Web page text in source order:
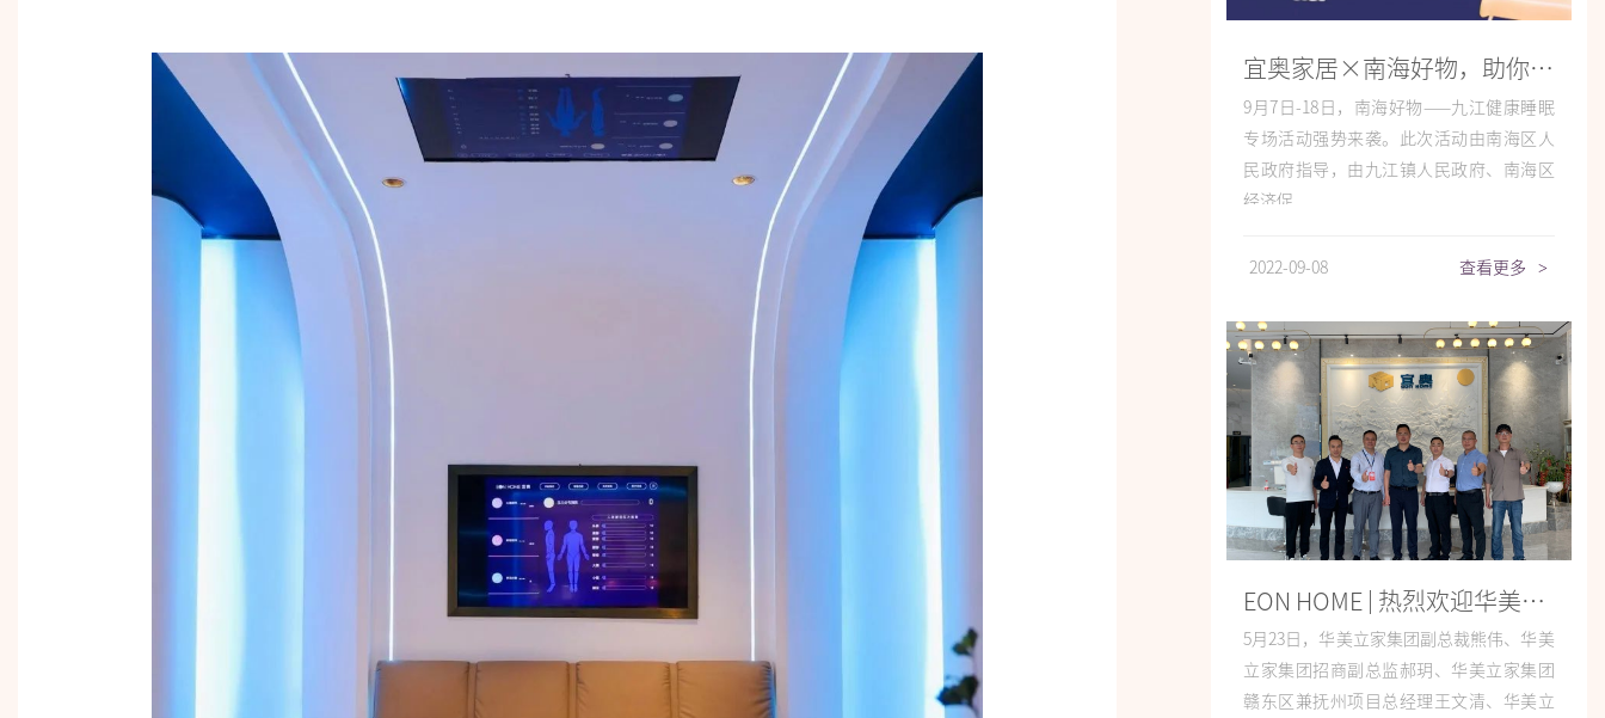
宜奥家居×南海好物，助你“美梦成真”！
9月7日-18日，南海好物——九江健康睡眠
专场活动强势来袭。此次活动由南海区人
民政府指导，由九江镇人民政府、南海区
经济促...
2022-09-08 查看更多 >
EON HOME | 热烈欢迎华美立家集团领导莅临宜奥参观交流
5月23日，华美立家集团副总裁熊伟、华美
立家集团招商副总监郝玥、华美立家集团
赣东区兼抚州项目总经理王文清、华美立